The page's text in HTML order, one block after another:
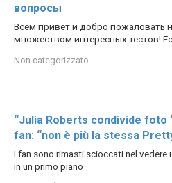
вопросы
Всем привет и добро пожаловать
множеством интересных тестов!
Non categorizzato
“Julia Roberts condivide foto
fan: “non è più la stessa
I fan sono rimasti scioccati nel vedere
in un primo piano